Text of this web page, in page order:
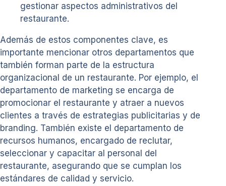
gestionar aspectos administrativos del
restaurante.
Además de estos componentes clave, es
importante mencionar otros departamentos que
también forman parte de la estructura
organizacional de un restaurante. Por ejemplo, el
departamento de marketing se encarga de
promocionar el restaurante y atraer a nuevos
clientes a través de estrategias publicitarias y de
branding. También existe el departamento de
recursos humanos, encargado de reclutar,
seleccionar y capacitar al personal del
restaurante, asegurando que se cumplan los
estándares de calidad y servicio.